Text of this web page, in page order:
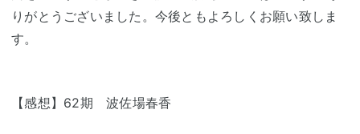
りがとうございました。今後ともよろしくお願い致しま
す。
【感想】62期 波佐場春香